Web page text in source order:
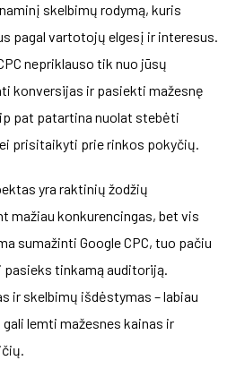
skelbimų rodymą, kuris
pagal vartotojų elgesį ir interesus.
nepriklauso tik nuo jūsų
konversijas ir pasiekti mažesnę
pat patartina nuolat stebėti
prisitaikyti prie rinkos pokyčių.
yra raktinių žodžių
mažiau konkurencingas, bet vis
sumažinti Google CPC, tuo pačiu
tinkamą auditoriją.
ir skelbimų išdėstymas – labiau
lemti mažesnes kainas ir